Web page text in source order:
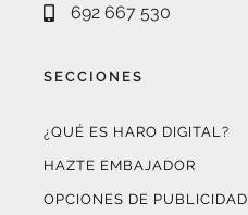
692 667 530
SECCIONES
¿QUÉ ES HARO DIGITAL?
HAZTE EMBAJADOR
OPCIONES DE PUBLICIDAD